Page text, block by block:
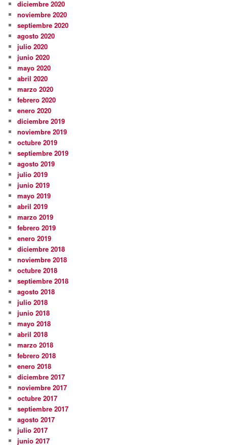
diciembre 2020
noviembre 2020
septiembre 2020
agosto 2020
julio 2020
junio 2020
mayo 2020
abril 2020
marzo 2020
febrero 2020
enero 2020
diciembre 2019
noviembre 2019
octubre 2019
septiembre 2019
agosto 2019
julio 2019
junio 2019
mayo 2019
abril 2019
marzo 2019
febrero 2019
enero 2019
diciembre 2018
noviembre 2018
octubre 2018
septiembre 2018
agosto 2018
julio 2018
junio 2018
mayo 2018
abril 2018
marzo 2018
febrero 2018
enero 2018
diciembre 2017
noviembre 2017
octubre 2017
septiembre 2017
agosto 2017
julio 2017
junio 2017